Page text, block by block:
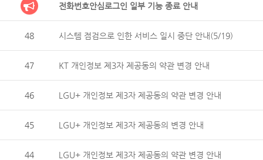
전화번호안심로그인 일부 기능 종료 안내
48 시스템 점검으로 인한 서비스 일시 중단 안내(5/19)
47 KT 개인정보 제3자 제공동의 약관 변경 안내
46 LGU+ 개인정보 제3자 제공동의 약관 변경 안내
45 LGU+ 개인정보 제3자 제공동의 변경 안내
44 LGU+ 개인정보 제3자 제공동의 약관 변경 안내